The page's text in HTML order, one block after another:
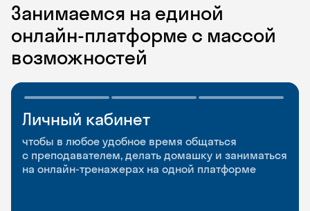
Занимаемся на единой
онлайн-платформе с массой
возможностей
Личный кабинет
чтобы в любое удобное время общаться
с преподавателем, делать домашку и заниматься
на онлайн-тренажерах на одной платформе
Мобильное
приложение
чтобы заниматься и изучать новые слова где
и когда удобно
Разговорные клубы
и Talks
Групповые занятия для разговорной практики
и индивидуальные встречи с преподавателями